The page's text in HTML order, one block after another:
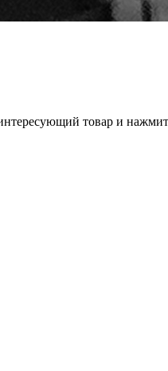
товар и